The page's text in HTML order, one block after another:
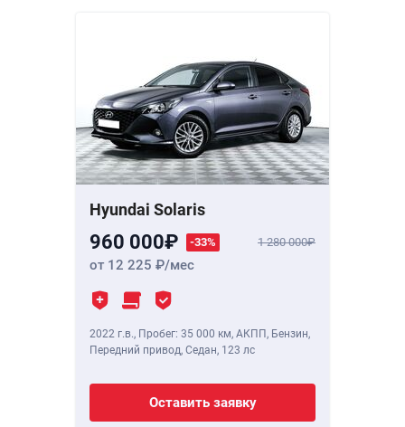
Hyundai Solaris
960 000 -33% 1 280 000
от 12 225 /мес
2022 г.в., Пробег: 35 000 км, АКПП, Бензин,
Передний привод, Седан, 123 лс
Оставить заявку